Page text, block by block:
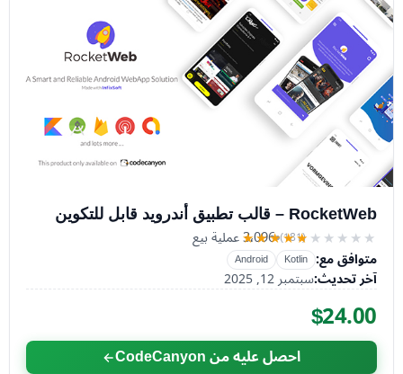
RocketWeb – قالب تطبيق أندرويد قابل للتكوين
★★★★★
★★★★★
(181) 3٬096 عملية بيع
متوافق مع: Kotlin
Android
آخر تحديث:سبتمبر 12, 2025
$24.00
احصل عليه من CodeCanyon